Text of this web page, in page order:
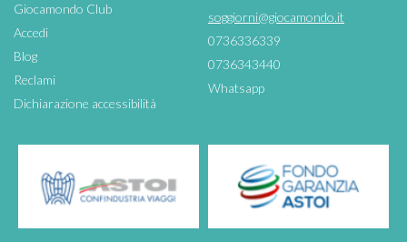
Giocamondo Club
Accedi
Blog
Reclami
Dichiarazione accessibilità
soggiorni@giocamondo.it
0736336339
0736343440
Whatsapp